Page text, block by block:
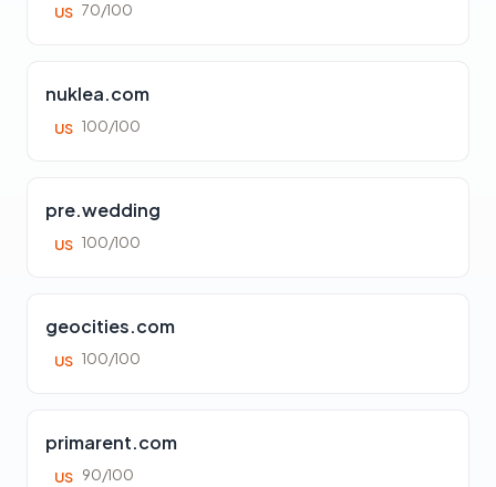
US 70/100
nuklea.com
US 100/100
pre.wedding
US 100/100
geocities.com
US 100/100
primarent.com
US 90/100